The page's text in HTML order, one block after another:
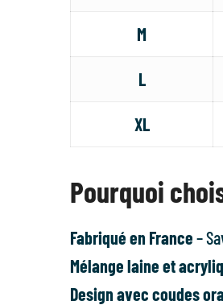
M
L
XL
Pourquoi
Fabriqué en France–
Mélange laine et
Design avec coudes